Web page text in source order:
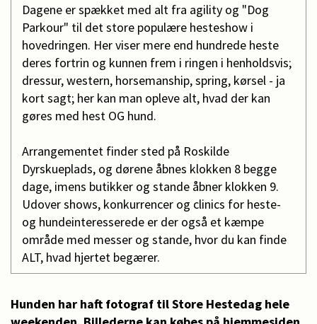
Dagene er spækket med alt fra agility og "Dog
Parkour" til det store populære hesteshow i
hovedringen. Her viser mere end hundrede heste
deres fortrin og kunnen frem i ringen i henholdsvis;
dressur, western, horsemanship, spring, kørsel - ja
kort sagt; her kan man opleve alt, hvad der kan
gøres med hest OG hund.
Arrangementet finder sted på Roskilde
Dyrskueplads, og dørene åbnes klokken 8 begge
dage, imens butikker og stande åbner klokken 9.
Udover shows, konkurrencer og clinics for heste-
og hundeinteresserede er der også et kæmpe
område med messer og stande, hvor du kan finde
ALT, hvad hjertet begærer.
Hunden har haft fotograf til Store Hestedag hele